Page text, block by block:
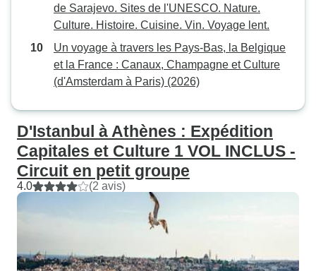
photos à Adjinis).
de Sarajevo. Sites de l'UNESCO. Nature.
Culture. Histoire. Cuisine. Vin. Voyage lent.
Un voyage à travers les Pays-Bas, la Belgique
et la France : Canaux, Champagne et Culture
(d'Amsterdam à Paris) (2026)
D'Istanbul à Athènes : Expédition
Capitales et Culture 1 VOL INCLUS -
Circuit en petit groupe
4.0 (2 avis)